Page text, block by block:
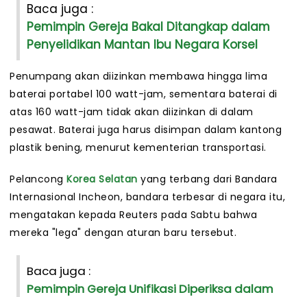
Baca juga :
Pemimpin Gereja Bakal Ditangkap dalam
Penyelidikan Mantan Ibu Negara Korsel
Penumpang akan diizinkan membawa hingga lima
baterai portabel 100 watt-jam, sementara baterai di
atas 160 watt-jam tidak akan diizinkan di dalam
pesawat. Baterai juga harus disimpan dalam kantong
plastik bening, menurut kementerian transportasi.
Pelancong Korea Selatan yang terbang dari Bandara
Internasional Incheon, bandara terbesar di negara itu,
mengatakan kepada Reuters pada Sabtu bahwa
mereka "lega" dengan aturan baru tersebut.
Baca juga :
Pemimpin Gereja Unifikasi Diperiksa dalam